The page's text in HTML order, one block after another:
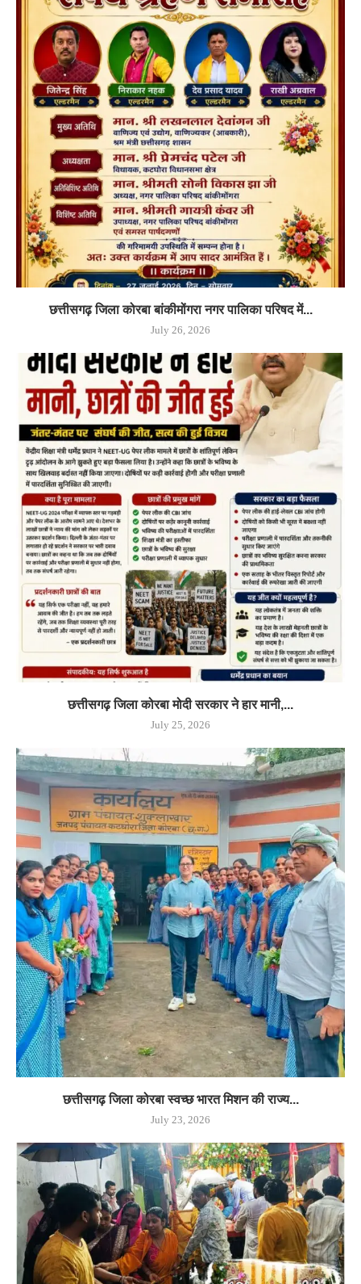
छत्तीसगढ़ जिला कोरबा बांकीमोंगरा नगर पालिका परिषद में...
July 26, 2026
छत्तीसगढ़ जिला कोरबा मोदी सरकार ने हार मानी,...
July 25, 2026
छत्तीसगढ़ जिला कोरबा स्वच्छ भारत मिशन की राज्य...
July 23, 2026